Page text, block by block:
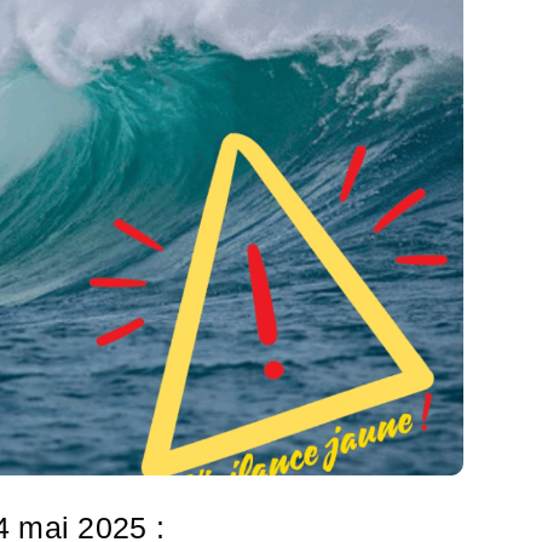
mai 2025 :